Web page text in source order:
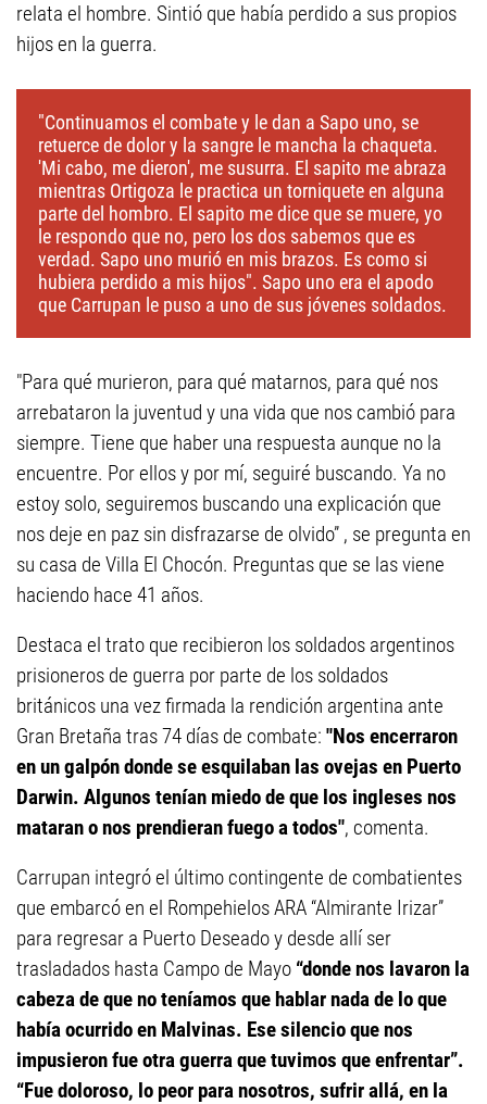
relata el hombre. Sintió que había perdido a sus propios
hijos en la guerra.
"Continuamos el combate y le dan a Sapo uno, se
retuerce de dolor y la sangre le mancha la chaqueta.
'Mi cabo, me dieron', me susurra. El sapito me abraza
mientras Ortigoza le practica un torniquete en alguna
parte del hombro. El sapito me dice que se muere, yo
le respondo que no, pero los dos sabemos que es
verdad. Sapo uno murió en mis brazos. Es como si
hubiera perdido a mis hijos". Sapo uno era el apodo
que Carrupan le puso a uno de sus jóvenes soldados.
"Para qué murieron, para qué matarnos, para qué nos
arrebataron la juventud y una vida que nos cambió para
siempre. Tiene que haber una respuesta aunque no la
encuentre. Por ellos y por mí, seguiré buscando. Ya no
estoy solo, seguiremos buscando una explicación que
nos deje en paz sin disfrazarse de olvido” , se pregunta en
su casa de Villa El Chocón. Preguntas que se las viene
haciendo hace 41 años.
Destaca el trato que recibieron los soldados argentinos
prisioneros de guerra por parte de los soldados
británicos una vez firmada la rendición argentina ante
Gran Bretaña tras 74 días de combate: "Nos encerraron
en un galpón donde se esquilaban las ovejas en Puerto
Darwin. Algunos tenían miedo de que los ingleses nos
mataran o nos prendieran fuego a todos", comenta.
Carrupan integró el último contingente de combatientes
que embarcó en el Rompehielos ARA “Almirante Irizar”
para regresar a Puerto Deseado y desde allí ser
trasladados hasta Campo de Mayo “donde nos lavaron la
cabeza de que no teníamos que hablar nada de lo que
había ocurrido en Malvinas. Ese silencio que nos
impusieron fue otra guerra que tuvimos que enfrentar”.
“Fue doloroso, lo peor para nosotros, sufrir allá, en la